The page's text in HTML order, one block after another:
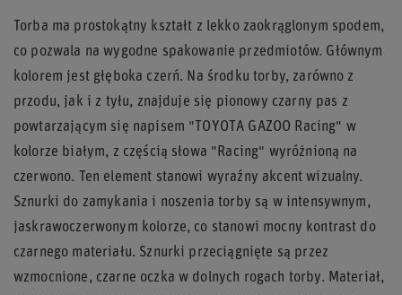
Torba ma prostokątny kształt z lekko zaokrąglonym spodem,
co pozwala na wygodne spakowanie przedmiotów. Głównym
kolorem jest głęboka czerń. Na środku torby, zarówno z
przodu, jak i z tyłu, znajduje się pionowy czarny pas z
powtarzającym się napisem "TOYOTA GAZOO Racing" w
kolorze białym, z częścią słowa "Racing" wyróżnioną na
czerwono. Ten element stanowi wyraźny akcent wizualny.
Sznurki do zamykania i noszenia torby są w intensywnym,
jaskrawoczerwonym kolorze, co stanowi mocny kontrast do
czarnego materiału. Sznurki przeciągnięte są przez
wzmocnione, czarne oczka w dolnych rogach torby. Materiał,